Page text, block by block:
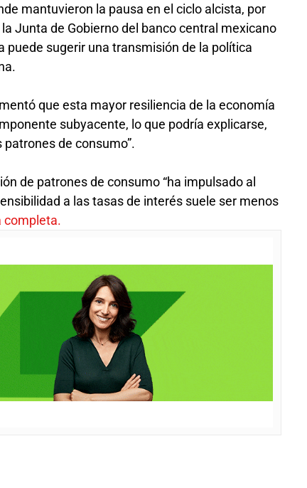
mantuvieron la pausa en el ciclo alcista, por
Junta de Gobierno del banco central mexicano
sugerir una transmisión de la política
que esta mayor resiliencia de la economía
subyacente, lo que podría explicarse,
de consumo”.
de patrones de consumo “ha impulsado al
a las tasas de interés suele ser menos
completa.